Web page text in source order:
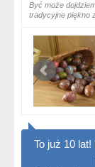
Być może
tradycyjne piękno
To już 10